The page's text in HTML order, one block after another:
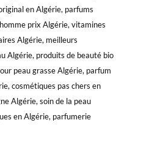
en Algérie, parfums
prix Algérie, vitamines
Algérie, meilleurs
Algérie, produits de beauté bio
peau grasse Algérie, parfum
cosmétiques pas chers en
Algérie, soin de la peau
en Algérie, parfumerie